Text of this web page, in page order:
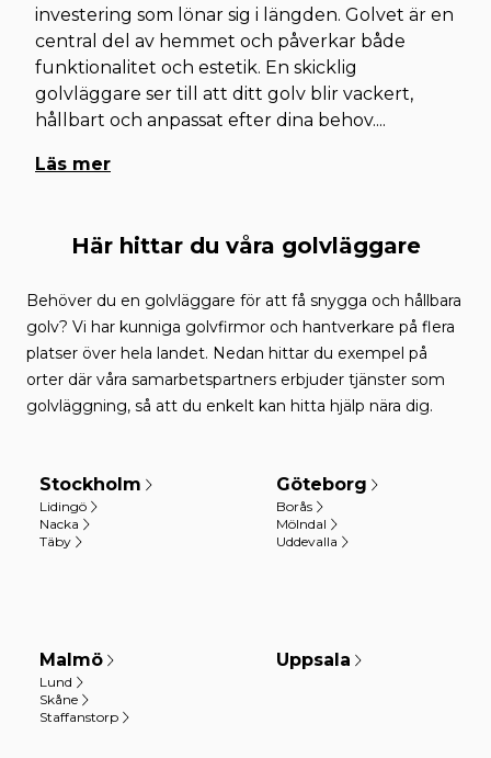
investering som lönar sig i längden. Golvet är en
central del av hemmet och påverkar både
funktionalitet och estetik. En skicklig
golvläggare ser till att ditt golv blir vackert,
hållbart och anpassat efter dina behov....
Läs mer
Här hittar du våra golvläggare
Behöver du en golvläggare för att få snygga och hållbara
golv? Vi har kunniga golvfirmor och hantverkare på flera
platser över hela landet. Nedan hittar du exempel på
orter där våra samarbetspartners erbjuder tjänster som
golvläggning, så att du enkelt kan hitta hjälp nära dig.
Stockholm
Lidingö
Nacka
Täby
Göteborg
Borås
Mölndal
Uddevalla
Malmö
Lund
Skåne
Staffanstorp
Uppsala